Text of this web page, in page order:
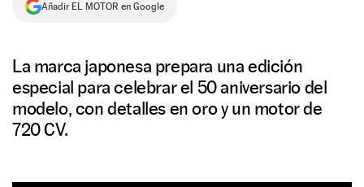
Añadir EL MOTOR en Google
La marca japonesa prepara una edición
especial para celebrar el 50 aniversario del
modelo, con detalles en oro y un motor de
720 CV.